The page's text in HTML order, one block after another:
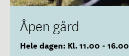
Åpen gård
Hele dagen: Kl. 11.00 - 16.00